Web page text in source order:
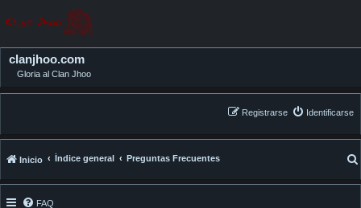
clanjhoo.com
Gloria al Clan Jhoo
Identificarse
Registrarse
Inicio Índice general Preguntas Frecuentes
FAQ